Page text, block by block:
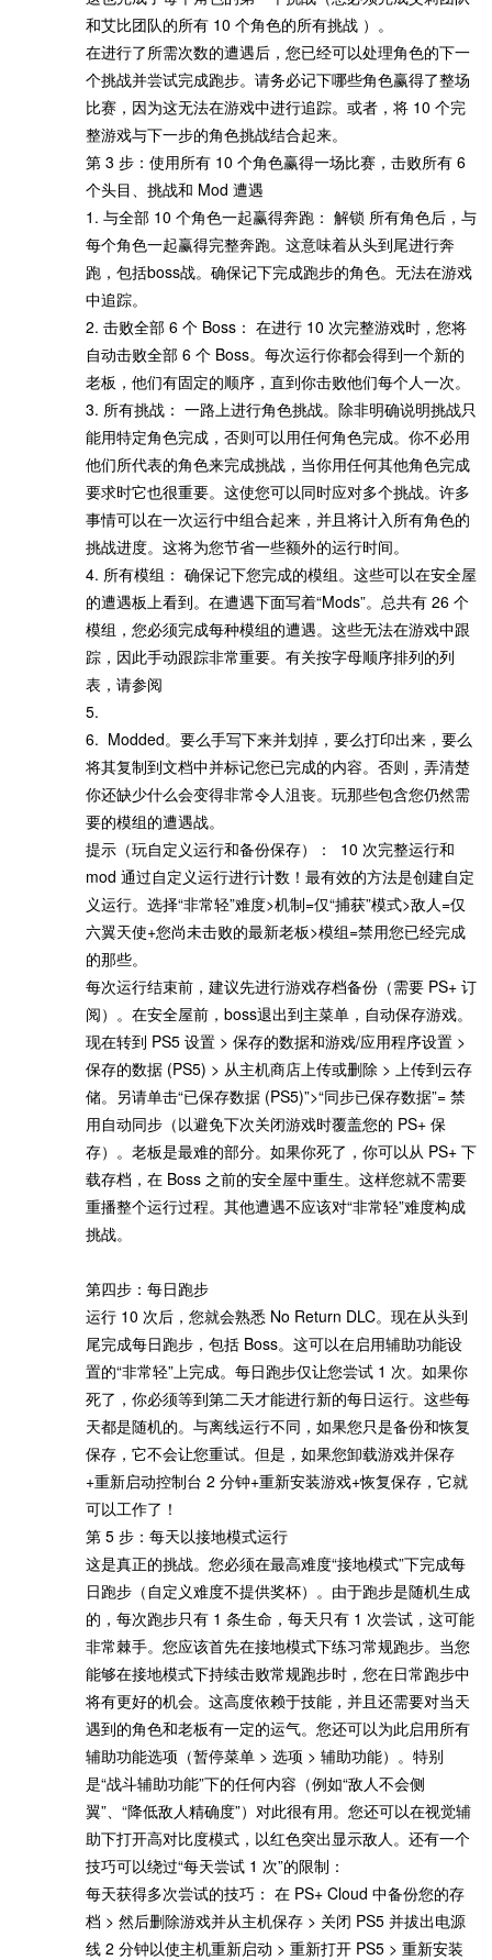
和艾比团队的所有 10 个角色的所有挑战 ）。
在进行了所需次数的遭遇后，您已经可以处理角色的下一
个挑战并尝试完成跑步。请务必记下哪些角色赢得了整场
比赛，因为这无法在游戏中进行追踪。或者，将 10 个完
整游戏与下一步的角色挑战结合起来。
第 3 步：使用所有 10 个角色赢得一场比赛，击败所有 6
个头目、挑战和 Mod 遭遇
1. 与全部 10 个角色一起赢得奔跑： 解锁 所有角色后，与
每个角色一起赢得完整奔跑。这意味着从头到尾进行奔
跑，包括boss战。确保记下完成跑步的角色。无法在游戏
中追踪。
2. 击败全部 6 个 Boss： 在进行 10 次完整游戏时，您将
自动击败全部 6 个 Boss。每次运行你都会得到一个新的
老板，他们有固定的顺序，直到你击败他们每个人一次。
3. 所有挑战： 一路上进行角色挑战。除非明确说明挑战只
能用特定角色完成，否则可以用任何角色完成。你不必用
他们所代表的角色来完成挑战，当你用任何其他角色完成
要求时它也很重要。这使您可以同时应对多个挑战。许多
事情可以在一次运行中组合起来，并且将计入所有角色的
挑战进度。这将为您节省一些额外的运行时间。
4. 所有模组： 确保记下您完成的模组。这些可以在安全屋
的遭遇板上看到。在遭遇下面写着“Mods”。总共有 26 个
模组，您必须完成每种模组的遭遇。这些无法在游戏中跟
踪，因此手动跟踪非常重要。有关按字母顺序排列的列
表，请参阅
5.
6. Modded。要么手写下来并划掉，要么打印出来，要么
将其复制到文档中并标记您已完成的内容。否则，弄清楚
你还缺少什么会变得非常令人沮丧。玩那些包含您仍然需
要的模组的遭遇战。
提示（玩自定义运行和备份保存）： 10 次完整运行和
mod 通过自定义运行进行计数！最有效的方法是创建自定
义运行。选择“非常轻”难度>机制=仅“捕获”模式>敌人=仅
六翼天使+您尚未击败的最新老板>模组=禁用您已经完成
的那些。
每次运行结束前，建议先进行游戏存档备份（需要 PS+ 订
阅）。在安全屋前，boss退出到主菜单，自动保存游戏。
现在转到 PS5 设置 > 保存的数据和游戏/应用程序设置 >
保存的数据 (PS5) > 从主机商店上传或删除 > 上传到云存
储。另请单击“已保存数据 (PS5)”>“同步已保存数据”= 禁
用自动同步（以避免下次关闭游戏时覆盖您的 PS+ 保
存）。老板是最难的部分。如果你死了，你可以从 PS+ 下
载存档，在 Boss 之前的安全屋中重生。这样您就不需要
重播整个运行过程。其他遭遇不应该对“非常轻”难度构成
挑战。
第四步：每日跑步
运行 10 次后，您就会熟悉 No Return DLC。现在从头到
尾完成每日跑步，包括 Boss。这可以在启用辅助功能设
置的“非常轻”上完成。每日跑步仅让您尝试 1 次。如果你
死了，你必须等到第二天才能进行新的每日运行。这些每
天都是随机的。与离线运行不同，如果您只是备份和恢复
保存，它不会让您重试。但是，如果您卸载游戏并保存
+重新启动控制台 2 分钟+重新安装游戏+恢复保存，它就
可以工作了！
第 5 步：每天以接地模式运行
这是真正的挑战。您必须在最高难度“接地模式”下完成每
日跑步（自定义难度不提供奖杯）。由于跑步是随机生成
的，每次跑步只有 1 条生命，每天只有 1 次尝试，这可能
非常棘手。您应该首先在接地模式下练习常规跑步。当您
能够在接地模式下持续击败常规跑步时，您在日常跑步中
将有更好的机会。这高度依赖于技能，并且还需要对当天
遇到的角色和老板有一定的运气。您还可以为此启用所有
辅助功能选项（暂停菜单 > 选项 > 辅助功能）。特别
是“战斗辅助功能”下的任何内容（例如“敌人不会侧
翼”、“降低敌人精确度”）对此很有用。您还可以在视觉辅
助下打开高对比度模式，以红色突出显示敌人。还有一个
技巧可以绕过“每天尝试 1 次”的限制：
每天获得多次尝试的技巧： 在 PS+ Cloud 中备份您的存
档 > 然后删除游戏并从主机保存 > 关闭 PS5 并拔出电源
线 2 分钟以使主机重新启动 > 重新打开 PS5 > 重新安装